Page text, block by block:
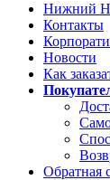
Нижний
Контакты
Новости
Как
Обратная